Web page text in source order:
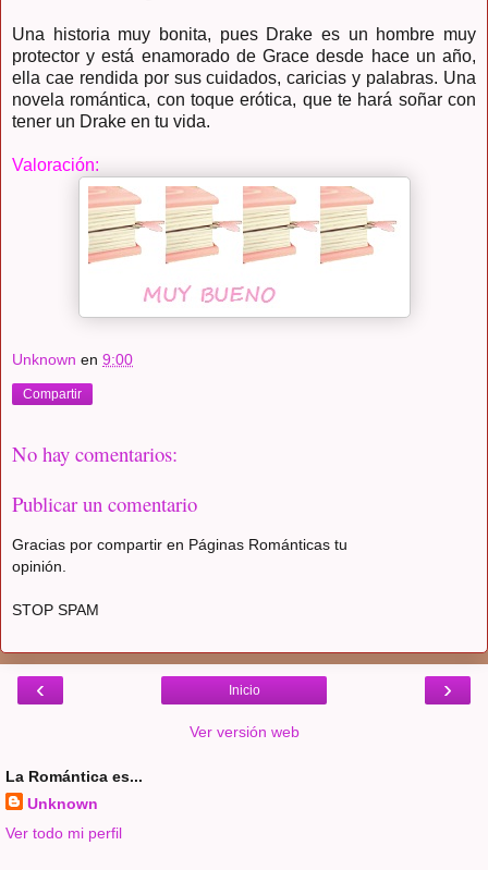
Una historia muy bonita, pues Drake es un hombre muy
protector y está enamorado de Grace desde hace un año,
ella cae rendida por sus cuidados, caricias y palabras. Una
novela romántica, con toque erótica, que te hará soñar con
tener un Drake en tu vida.
Valoración:
Unknown en 9:00
Compartir
No hay comentarios:
Publicar un comentario
Gracias por compartir en Páginas Románticas tu
opinión.
STOP SPAM
‹ ›
Inicio
Ver versión web
La Romántica es...
Unknown
Ver todo mi perfil